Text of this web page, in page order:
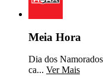
Meia Hora
Dia dos
ca... Ver Mais